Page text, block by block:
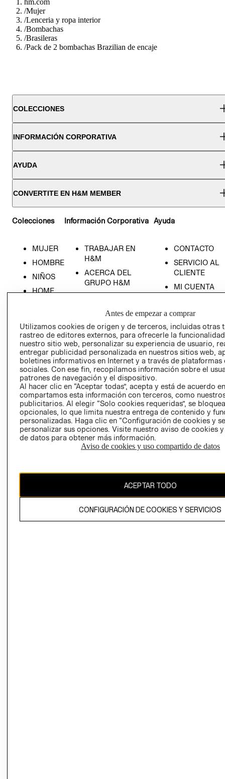
/Mujer
/Lenceria y ropa interior
/Bombachas
/Brasileras
/Pack de 2 bombachas Brazilian de encaje
COLECCIONES
INFORMACIÓN CORPORATIVA
AYUDA
CONVERTITE EN H&M MEMBER
Colecciones
MUJER
HOMBRE
NIÑOS
HOME
Información Corporativa
TRABAJAR EN
H&M
ACERCA DEL
GRUPO H&M
RELACIÓN CON
INVERSIONISTAS
POLÍTICA
EMPRESARIAL
Ayuda
CONTACTO
SERVICIO AL
CLIENTE
MI CUENTA
TIENDAS
- RETIRO EN
TIENDA
TÉRMINOS Y
CONDICIONES
AVISO DE
PRIVACIDAD
GIFT CARD
AVISO DE
COOKIES
Antes de empezar a comprar
Utilizamos cookies de origen y de terceros, incluidas otras
rastreo de editores externos, para ofrecerle la
nuestro sitio web, personalizar su experiencia de usuario,
entregar publicidad personalizada en nuestros sitios web,
boletines informativos en Internet y a través de plataformas
sociales. Con ese fin, recopilamos información sobre el
patrones de navegación y el dispositivo.
Al hacer clic en “Aceptar todas”, acepta y está de acuerdo
compartamos esta información con terceros, como
publicitarios. Al elegir “Solo cookies requeridas”, se
opcionales, lo que limita nuestra entrega de contenido y
personalizadas. Haga clic en “Configuración de cookies y
personalizar sus opciones. Visite nuestro aviso de cookies
de datos para obtener más información.
Aviso de cookies y uso compartido de datos
ACEPTAR TODO
CONFIGURACIÓN DE COOKIES Y SERVICIOS